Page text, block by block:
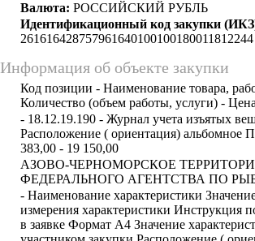
Валюта: РОССИЙСКИЙ РУБЛЬ
Идентификационный код закупки
261616428757961640100100180011812244
Информация об объекте закупки
Код позиции - Наименование товара,
Количество (объем работы, услуги) -
- 18.12.19.190 - Журнал учета изъятых
Расположение ( ориентация) альбомное
383,00 - 19 150,00
АЗОВО-ЧЕРНОМОРСКОЕ
ФЕДЕРАЛЬНОГО АГЕНТСТВА ПО
- Наименование характеристики
измерения характеристики Инструкция
в заявке Формат А4 Значение